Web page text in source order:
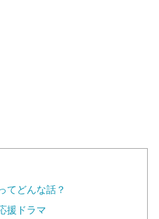
てどんな話？
援ドラマ